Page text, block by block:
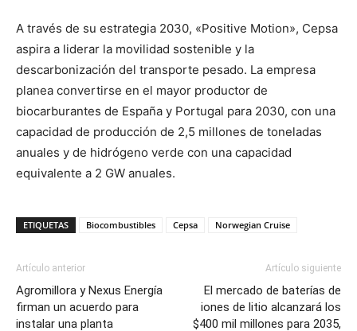
A través de su estrategia 2030, «Positive Motion», Cepsa
aspira a liderar la movilidad sostenible y la
descarbonización del transporte pesado. La empresa
planea convertirse en el mayor productor de
biocarburantes de España y Portugal para 2030, con una
capacidad de producción de 2,5 millones de toneladas
anuales y de hidrógeno verde con una capacidad
equivalente a 2 GW anuales.
ETIQUETAS Biocombustibles Cepsa Norwegian Cruise
Artículo anterior
Agromillora y Nexus Energía
firman un acuerdo para
instalar una planta
Artículo siguiente
El mercado de baterías de
iones de litio alcanzará los
$400 mil millones para 2035,